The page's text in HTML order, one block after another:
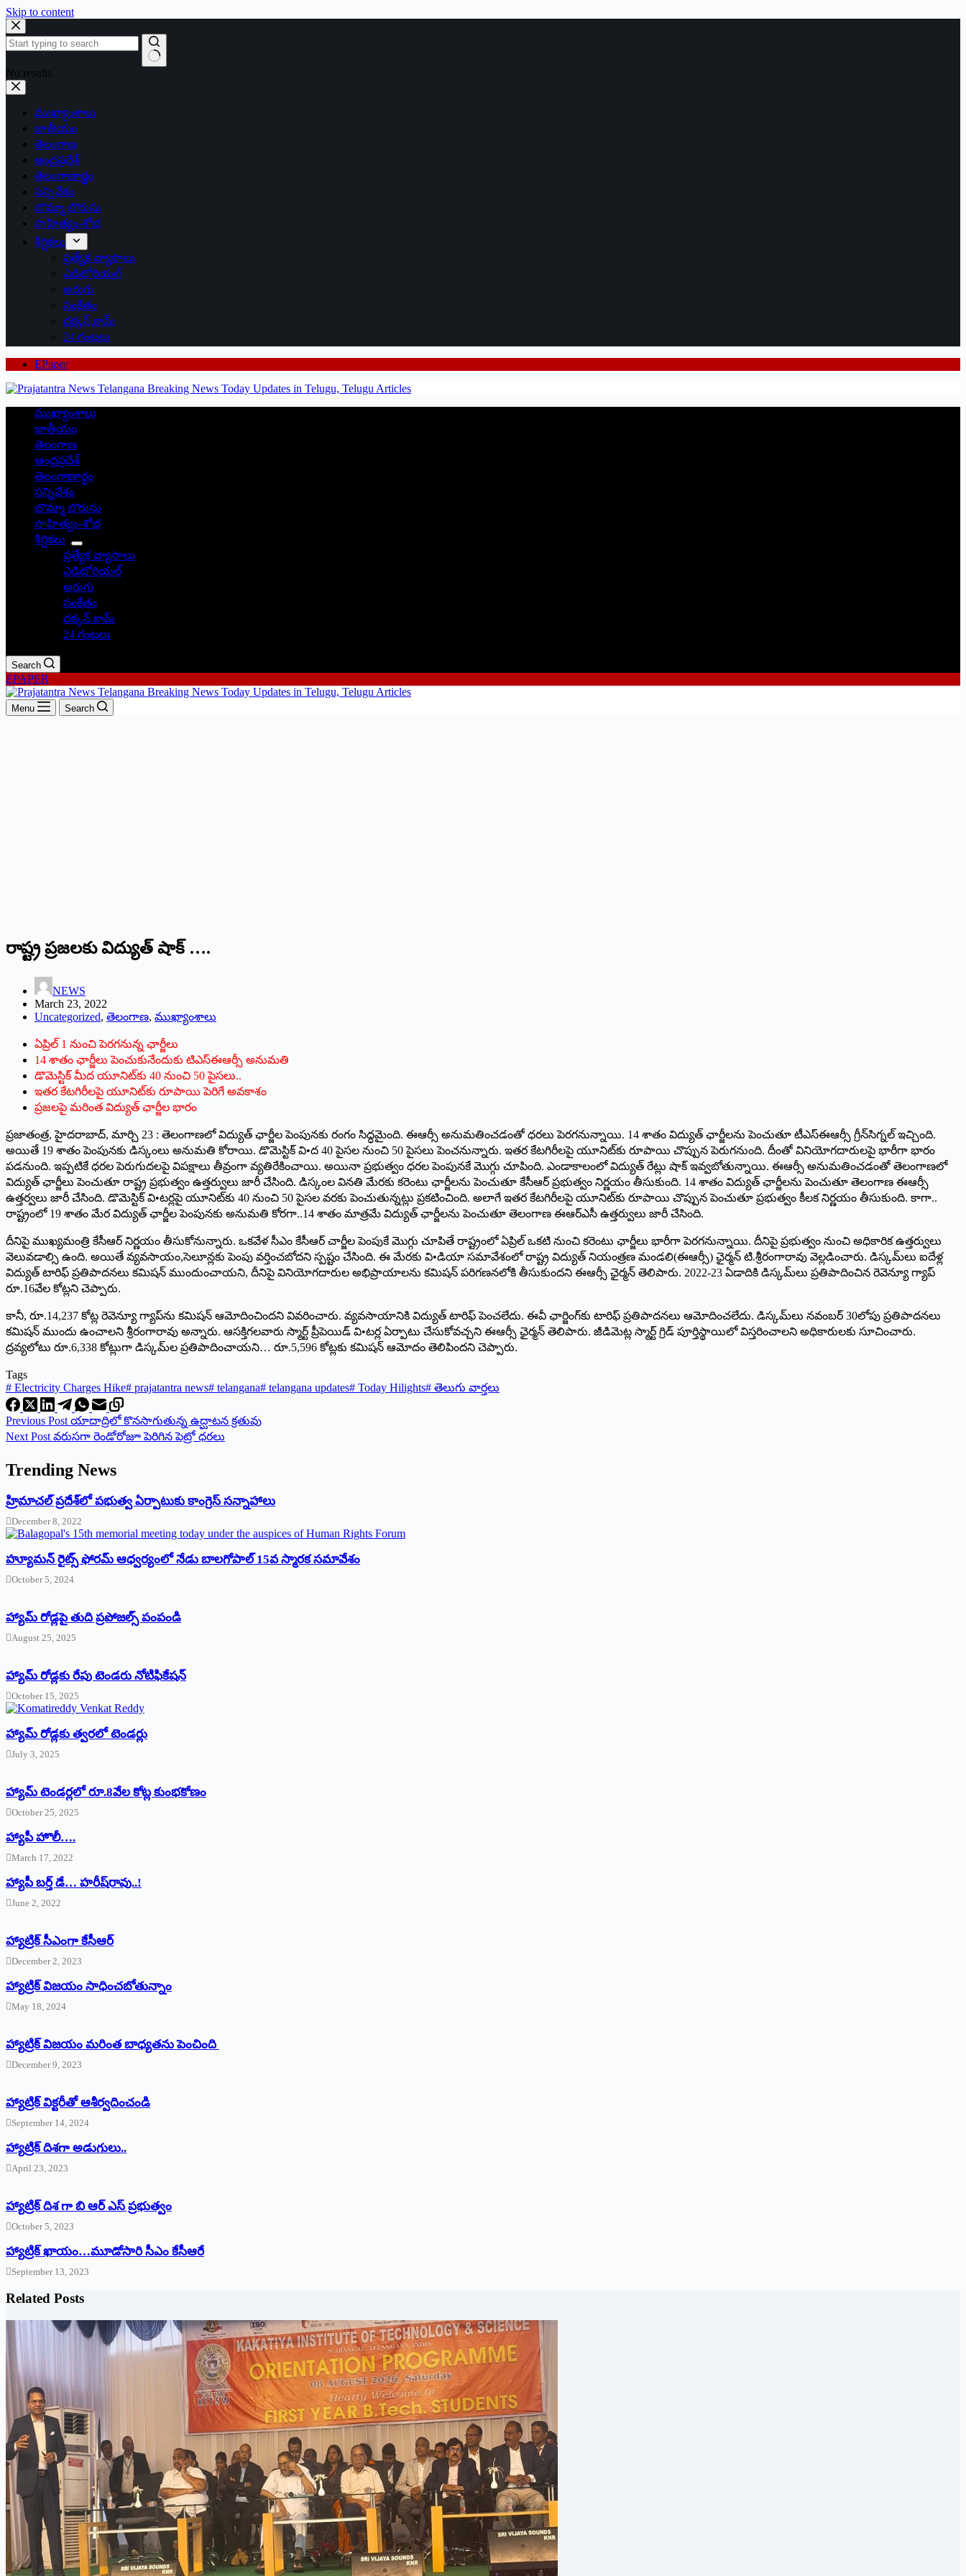
Skip to content
No results
ముఖ్యాంశాలు
జాతీయం
తెలంగాణ
ఆంధ్రప్రదేశ్
తెలంగాణార్థం
సన్నివేశం
బొమ్మా బొరుసు
సాహిత్యం-శోభ
శీర్షికలు
ప్రత్యేక వ్యాసాలు
ఎడిటోరియల్
అరుగు
సంకేతం
దక్కన్.కామ్
24 గంటలు
EPaper
ముఖ్యాంశాలు
జాతీయం
తెలంగాణ
ఆంధ్రప్రదేశ్
తెలంగాణార్థం
సన్నివేశం
బొమ్మా బొరుసు
సాహిత్యం-శోభ
శీర్షికలు
ప్రత్యేక వ్యాసాలు
ఎడిటోరియల్
అరుగు
సంకేతం
దక్కన్.కామ్
24 గంటలు
Search
EPAPER
Menu Search
రాష్ట్ర ప్రజలకు విద్యుత్‌ ‌షాక్‌ ….
NEWS
March 23, 2022
Uncategorized, తెలంగాణ, ముఖ్యాంశాలు
ఏ‌ప్రిల్‌ 1 ‌నుంచి పెరగనున్న ఛార్జీలు
14 శాతం ఛార్జీలు పెంచుకునేందుకు టిఎస్‌ఈఆర్సీ అనుమతి
డొమెస్టిక్‌ ‌మీద యూనిట్‌కు 40 నుంచి 50 పైసలు..
ఇతర కేటగిరీలపై యూనిట్‌కు రూపాయి పెరిగే అవకాశం
ప్రజలపై మరింత విద్యుత్‌ ‌ఛార్జీల భారం
ప్రజాతంత్ర, హైదరాబాద్‌, ‌మార్చి 23 : తెలంగాణలో విద్యుత్‌ ‌ఛార్జీల పెంపునకు రంగం సిద్ధమైంది. ఈఆర్సీ అనుమతించడంతో ధరలు పెరగనున్నాయి. 14 శాతం విద్యుత్‌ ‌ఛార్జీలను పెంచుతూ టీఎస్‌ఈఆర్సీ గ్రీన్‌సిగ్నల్‌ ఇచ్చింది.
అయితే 19 శాతం పెంపునకు డిస్కంలు అనుమతి కోరాయి. డొమెస్టిక్‌ ‌వి•ద 40 పైసల నుంచి 50 పైసలు పెంచనున్నారు. ఇతర కేటగిరీలపై యూనిట్‌కు రూపాయి చొప్పున పెరుగనుంది. దీంతో వినియోగదారులపై భారీగా భారం
పడనుంది. ఇప్పటికే ధరల పెరుగుదలపై విపక్షాలు తీవ్రంగా వ్యతిరేకించాయి. అయినా ప్రభుత్వం ధరల పెంపునకే మొగ్గు చూపింది. ఎండాకాలంలో విద్యుత్‌ ‌రేట్లు షాక్‌ ఇవ్వబోతున్నాయి. ఈఆర్సీ అనుమతించడంతో తెలంగాణలో
విద్యుత్‌ ‌ఛార్జీలు పెంచుతూ రాష్ట్ర ప్రభుత్వం ఉత్తర్వులు జారీ చేసింది. డిస్కంల వినతి మేరకు కరెంటు ఛార్జీలను పెంచుతూ కేసీఆర్‌ ‌ప్రభుత్వం నిర్ణయం తీసుకుంది. 14 శాతం విద్యుత్‌ ‌ఛార్జీలను పెంచుతూ తెలంగాణ ఈఆర్సీ
ఉత్తర్వలు జారీ చేసింది. డొమెస్టిక్‌ ‌వి•టర్లపై యూనిట్‌కు 40 నుంచి 50 పైసల వరకు పెంచుతున్నట్లు ప్రకటించింది. అలాగే ఇతర కేటగిరీలపై యూనిట్‌కు రూపాయి చొప్పున పెంచుతూ ప్రభుత్వం కీలక నిర్ణయం తీసుకుంది. కాగా..
రాష్ట్రంలో 19 శాతం మేర విద్యుత్‌ ‌ఛార్జీల పెంపునకు అనుమతి కోరగా..14 శాతం మాత్రమే విద్యుత్‌ ‌ఛార్జీలను పెంచుతూ తెలంగాణ ఈఆర్‌ఎసీ ఉత్తర్వులు జారీ చేసింది.
దీనిపై ముఖ్యమంత్రి కేసీఆర్‌ ‌నిర్ణయం తీసుకోనున్నారు. ఒకవేళ సీఎం కేసీఆర్‌ ‌చార్జీల పెంపుకే మొగ్గు చూపితే రాష్ట్రంలో ఏప్రిల్‌ ఒకటి నుంచి కరెంటు ఛార్జీలు భారీగా పెరగనున్నాయి. దీనిపై ప్రభుత్వం నుంచి అధికారిక ఉత్తర్వులు
వెలువడాల్సి ఉంది. అయితే వ్యవసాయం,సెలూన్లకు పెంపు వర్తించబోదని స్పష్టం చేసింది. ఈ మేరకు వి•డియా సమావేశంలో రాష్ట్ర విద్యుత్‌ ‌నియంత్రణ మండలి(ఈఆర్సీ) ఛైర్మన్‌ ‌టి.శ్రీరంగారావు వెల్లడించారు. డిస్కమ్‌లు ఐదేళ్ల
విద్యుత్‌ ‌టారిఫ్‌ ‌ప్రతిపాదనలు కమిషన్‌ ‌ముందుంచాయని, దీనిపై వినియోగదారుల అభిప్రాయాలను కమిషన్‌ ‌పరిగణనలోకి తీసుకుందని ఈఆర్సీ ఛైర్మన్‌ ‌తెలిపారు. 2022-23 ఏడాదికి డిస్కమ్‌లు ప్రతిపాదించిన రెవెన్యూ గ్యాప్‌
‌రూ.16వేల కోట్లని చెప్పారు.
కానీ, రూ.14,237 కోట్ల రెవెన్యూ గ్యాప్‌ను కమిషన్‌ ఆమోదించిందని వివరించారు. వ్యవసాయానికి విద్యుత్‌ ‌టారిఫ్‌ ‌పెంచలేదు. ఈవీ ఛార్జింగ్‌కు టారిఫ్‌ ‌ప్రతిపాదనలు ఆమోదించలేదు. డిస్కమ్‌లు నవంబర్‌ 30‌లోపు ప్రతిపాదనలు
కమిషన్‌ ‌ముందు ఉంచాలని శ్రీరంగారావు అన్నారు. ఆసక్తిగలవారు స్మార్ట్ ‌ప్రీపెయిడ్‌ ‌వి•టర్ల ఏర్పాటు చేసుకోవచ్చని ఈఆర్సీ ఛైర్మన్‌ ‌తెలిపారు. జీడిమెట్ల స్మార్ట్ ‌గ్రిడ్‌ ‌పూర్తిస్థాయిలో విస్తరించాలని అధికారులకు సూచించారు.
ద్రవ్యలోటు రూ.6,338 కోట్లుగా డిస్కమ్‌ల ప్రతిపాదించాయని… రూ.5,596 కోట్లకు కమిషన్‌ ఆమోదం తెలిపిందని చెప్పారు.
Tags
# Electricity Charges Hike# prajatantra news# telangana# telangana updates# Today Hilights# తెలుగు వార్తలు
Previous Post యాదాద్రిలో కొనసాగుతున్న ఉద్ఘాటన క్రతువు
Next Post వరుసగా రెండోరోజూ పెరిగిన పెట్రో ధరలు
Trending News
‌హ్రిమాచల్‌ ‌ప్రదేశ్‌లో పభుత్వ ఏర్పాటుకు కాంగ్రెస్‌ ‌సన్నాహాలు
December 8, 2022
హ్యూమన్‌ రైట్స్‌ ఫోరమ్‌ ఆధ్వర్యంలో నేడు బాలగోపాల్‌ 15వ స్మారక సమావేశం
October 5, 2024
హ్యామ్‌ రోడ్లపై తుది ప్రపోజల్స్‌ పంపండి
August 25, 2025
హ్యామ్‌ రోడ్లకు రేపు టెండరు నోటిఫికేషన్‌
October 15, 2025
హ్యామ్‌ రోడ్లకు త్వరలో టెండర్లు
July 3, 2025
హ్యామ్‌ ‌టెండర్లలో రూ.8వేల కోట్ల కుంభకోణం
October 25, 2025
హ్యాపీ హొలీ….
March 17, 2022
హ్యాపీ బర్త్ ‌డే… హరీష్‌రావు..!
June 2, 2022
హ్యాట్రిక్‌ ‌సీఎంగా కేసీఆర్‌
December 2, 2023
హ్యాట్రిక్‌ విజయం సాధించబోతున్నాం
May 18, 2024
హ్యాట్రిక్ విజయం మరింత బాధ్యతను పెంచింది
December 9, 2023
హ్యాట్రిక్‌ ‌విక్టరీతో ఆశీర్వదించండి
September 14, 2024
‌హ్యాట్రిక్‌ ‌దిశగా అడుగులు..
April 23, 2023
హ్యాట్రిక్ దిశ గా బి ఆర్ ఎస్ ప్రభుత్వం
October 5, 2023
హ్యాట్రిక్‌ ‌ఖాయం…మూడోసారి సీఎం కేసీఆరే
September 13, 2023
Related Posts